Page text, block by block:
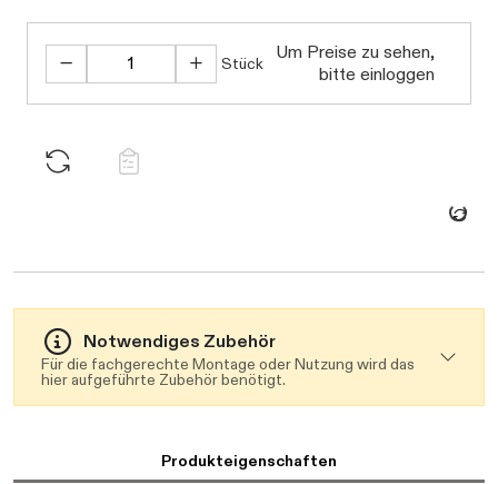
Stück
Um Preise zu sehen,
bitte einloggen
Daten
Notwendiges Zubehör
Für die fachgerechte Montage oder Nutzung wird das
hier aufgeführte Zubehör benötigt.
Produkteigenschaften